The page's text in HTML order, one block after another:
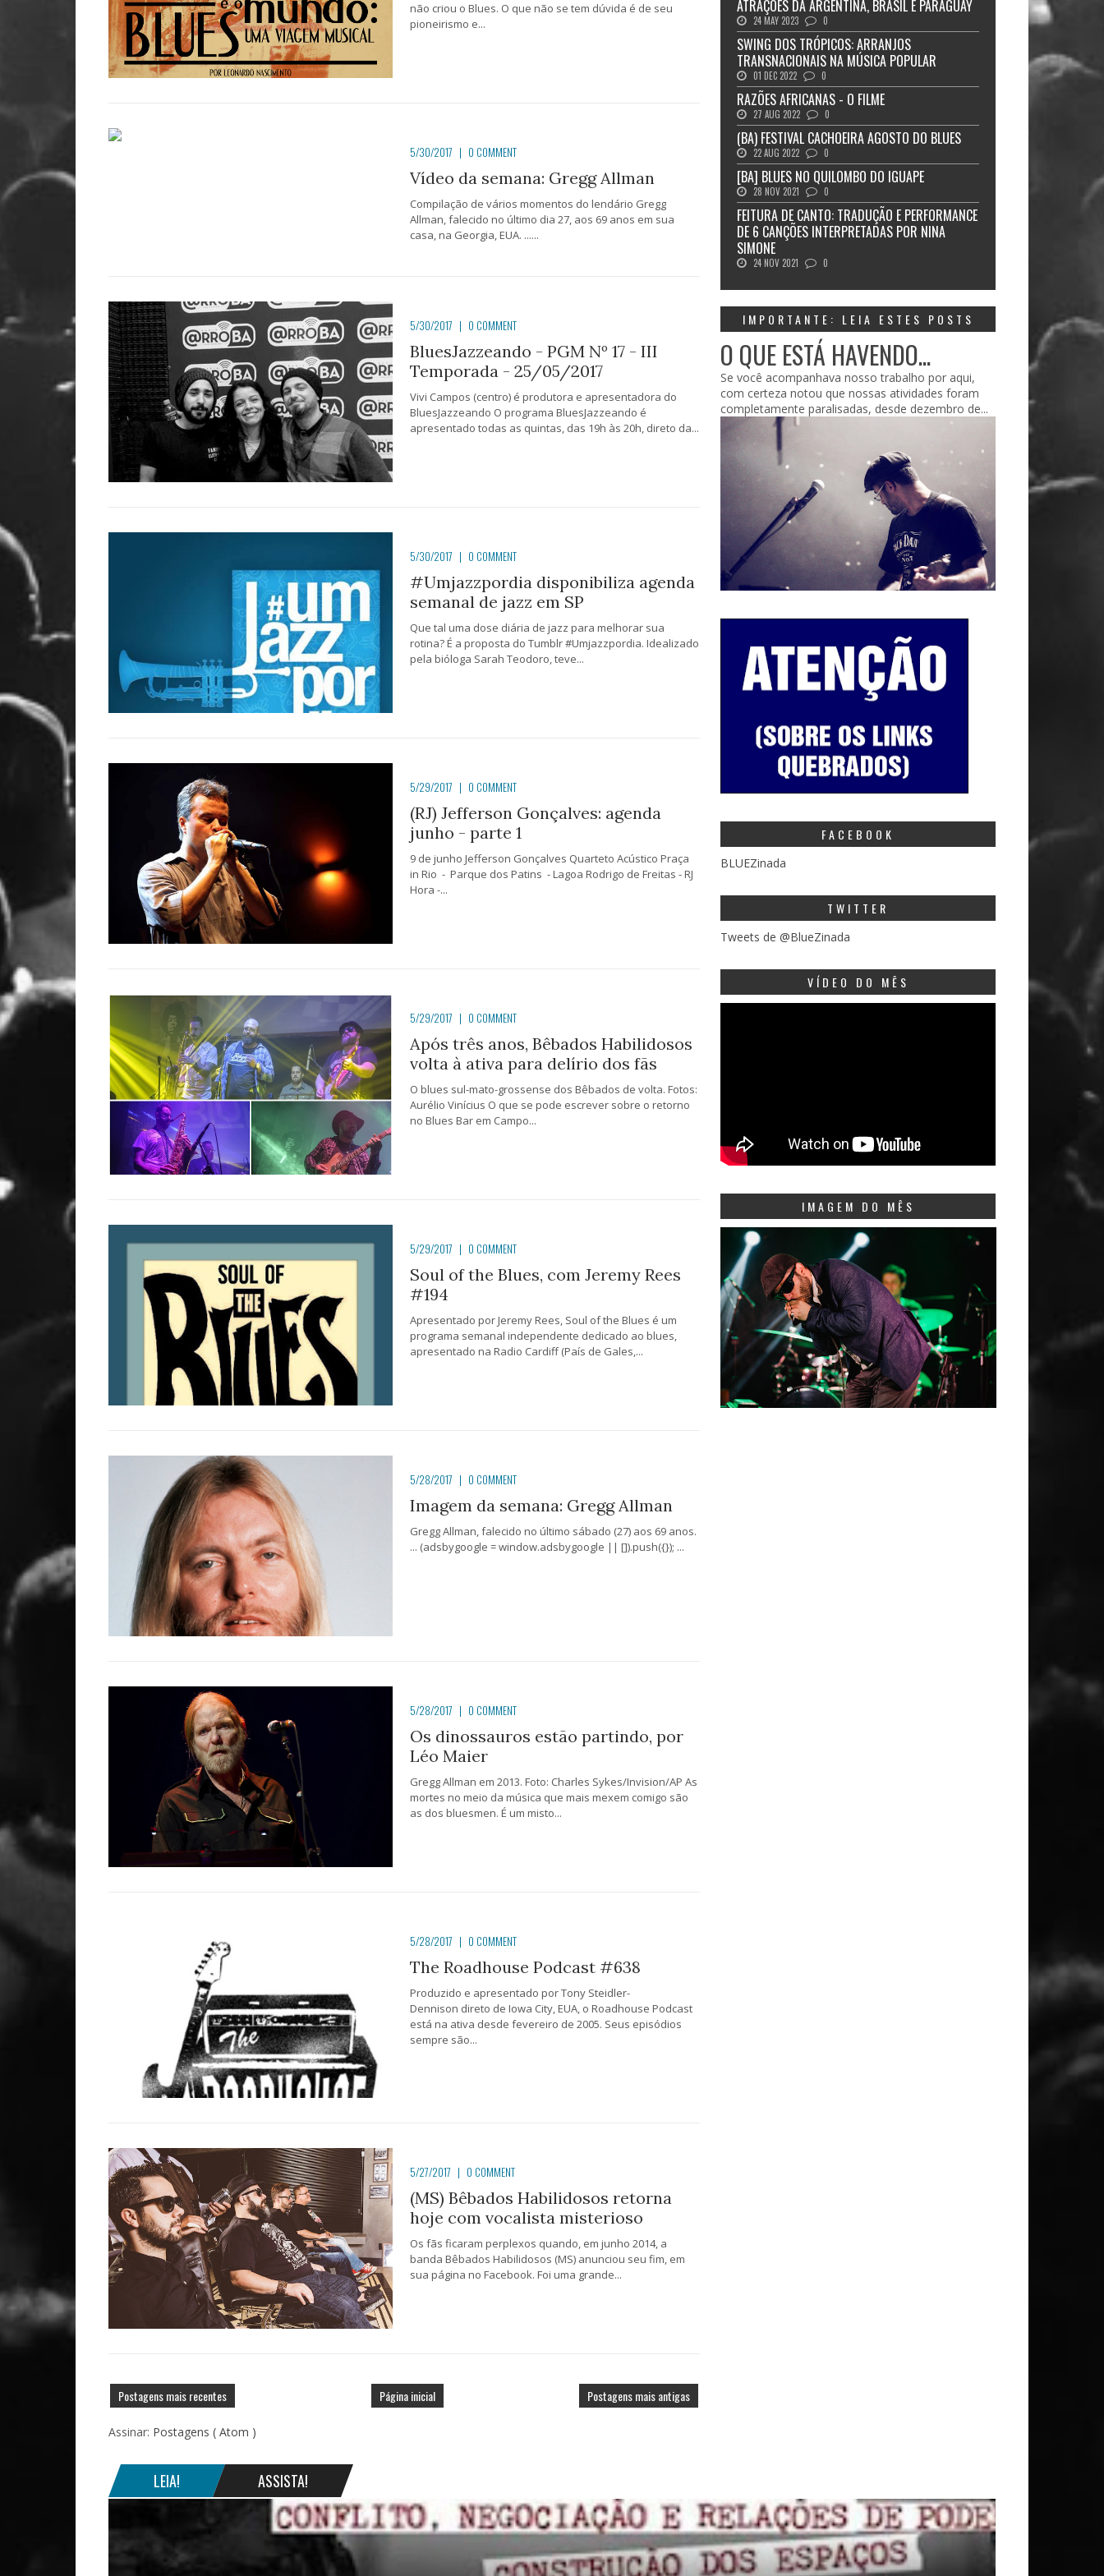
não criou o Blues. O que não se tem dúvida é de seu
pioneirismo e...
5/30/2017 | 0 COMMENT
Vídeo da semana: Gregg Allman
Compilação de vários momentos do lendário Gregg
Allman, falecido no último dia 27, aos 69 anos em sua
casa, na Georgia, EUA. ......
5/30/2017 | 0 COMMENT
BluesJazzeando - PGM Nº 17 - III
Temporada - 25/05/2017
Vivi Campos (centro) é produtora e apresentadora do
BluesJazzeando O programa BluesJazzeando é
apresentado todas as quintas, das 19h às 20h, direto da...
5/30/2017 | 0 COMMENT
#Umjazzpordia disponibiliza agenda
semanal de jazz em SP
Que tal uma dose diária de jazz para melhorar sua
rotina? É a proposta do Tumblr #Umjazzpordia. Idealizado
pela bióloga Sarah Teodoro, teve...
5/29/2017 | 0 COMMENT
(RJ) Jefferson Gonçalves: agenda
junho - parte 1
9 de junho Jefferson Gonçalves Quarteto Acústico Praça
in Rio - Parque dos Patins - Lagoa Rodrigo de Freitas - RJ
Hora -...
5/29/2017 | 0 COMMENT
Após três anos, Bêbados Habilidosos
volta à ativa para delírio dos fãs
O blues sul-mato-grossense dos Bêbados de volta. Fotos:
Aurélio Vinícius O que se pode escrever sobre o retorno
no Blues Bar em Campo...
5/29/2017 | 0 COMMENT
Soul of the Blues, com Jeremy Rees
#194
Apresentado por Jeremy Rees, Soul of the Blues é um
programa semanal independente dedicado ao blues,
apresentado na Radio Cardiff (País de Gales,...
5/28/2017 | 0 COMMENT
Imagem da semana: Gregg Allman
Gregg Allman, falecido no último sábado (27) aos 69 anos.
... (adsbygoogle = window.adsbygoogle || []).push({}); ...
5/28/2017 | 0 COMMENT
Os dinossauros estão partindo, por
Léo Maier
Gregg Allman em 2013. Foto: Charles Sykes/Invision/AP As
mortes no meio da música que mais mexem comigo são
as dos bluesmen. É um misto...
5/28/2017 | 0 COMMENT
The Roadhouse Podcast #638
Produzido e apresentado por Tony Steidler-
Dennison direto de Iowa City, EUA, o Roadhouse Podcast
está na ativa desde fevereiro de 2005. Seus episódios
sempre são...
5/27/2017 | 0 COMMENT
(MS) Bêbados Habilidosos retorna
hoje com vocalista misterioso
Os fãs ficaram perplexos quando, em junho 2014, a
banda Bêbados Habilidosos (MS) anunciou seu fim, em
sua página no Facebook. Foi uma grande...
Postagens mais recentes Postagens mais antigas
Página inicial
Assinar: Postagens ( Atom )
ATRAÇÕES DA ARGENTINA, BRASIL E PARAGUAY
24 MAY 2023 0
SWING DOS TRÓPICOS: ARRANJOS
TRANSNACIONAIS NA MÚSICA POPULAR
01 DEC 2022 0
RAZÕES AFRICANAS - O FILME
27 AUG 2022 0
(BA) FESTIVAL CACHOEIRA AGOSTO DO BLUES
22 AUG 2022 0
[BA] BLUES NO QUILOMBO DO IGUAPE
28 NOV 2021 0
FEITURA DE CANTO: TRADUÇÃO E PERFORMANCE
DE 6 CANÇÕES INTERPRETADAS POR NINA
SIMONE
24 NOV 2021 0
IMPORTANTE: LEIA ESTES POSTS
O QUE ESTÁ HAVENDO...
Se você acompanhava nosso trabalho por aqui,
com certeza notou que nossas atividades foram
completamente paralisadas, desde dezembro de...
FACEBOOK
BLUEZinada
TWITTER
Tweets de @BlueZinada
VÍDEO DO MÊS
IMAGEM DO MÊS
LEIA! ASSISTA!